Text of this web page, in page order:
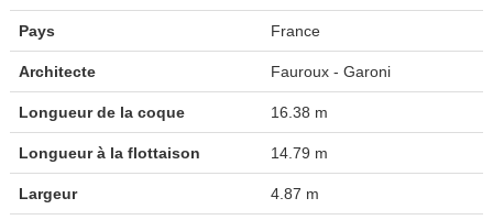
Pays France
Architecte Fauroux - Garoni
Longueur de la coque 16.38 m
Longueur à la flottaison 14.79 m
Largeur 4.87 m